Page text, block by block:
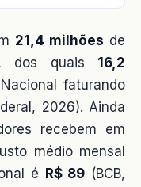
21,4 milhões de
dos quais 16,2
faturando
2026). Ainda
recebem em
médio mensal
é R$ 89 (BCB,